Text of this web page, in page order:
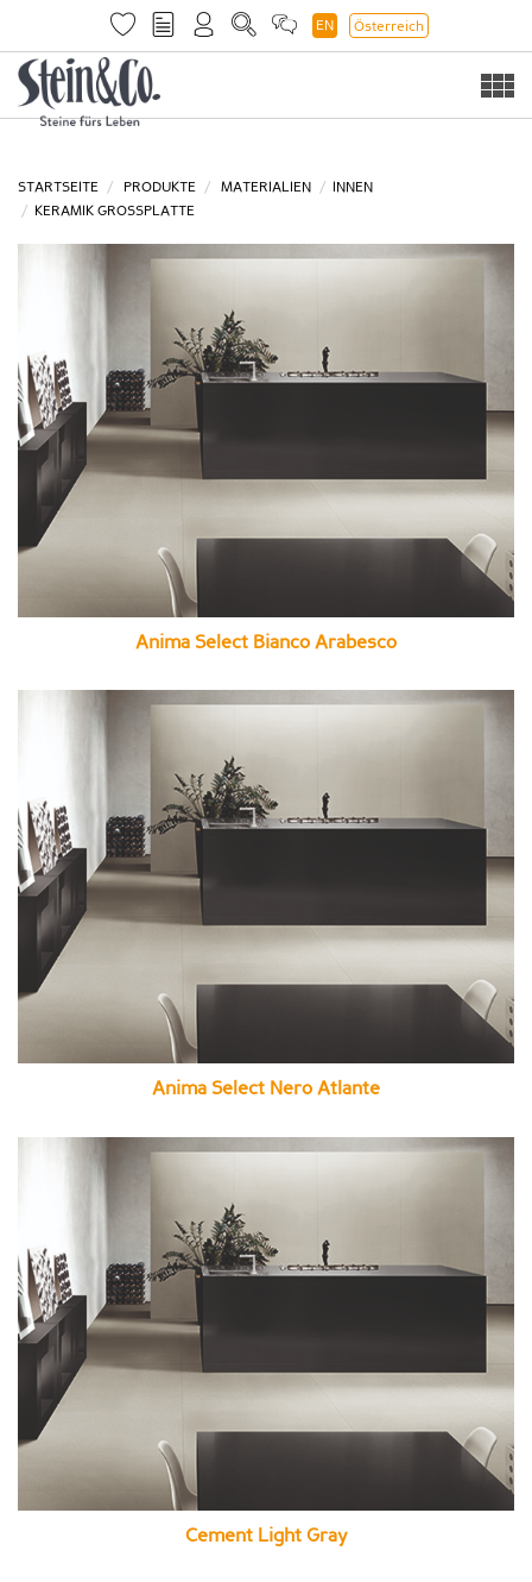
EN Österreich
STARTSEITE PRODUKTE MATERIALIEN
INNEN
KERAMIK GROSSPLATTE
Anima Select Bianco Arabesco
Anima Select Nero Atlante
Cement Light Gray